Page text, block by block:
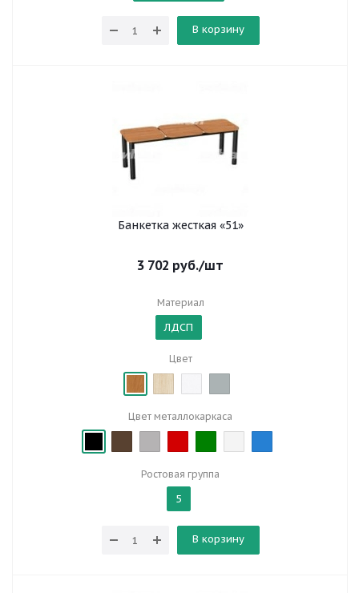
В корзину
Банкетка жесткая «51»
3 702 руб./шт
Материал
ЛДСП
Цвет
Цвет металлокаркаса
Ростовая группа
5
В корзину